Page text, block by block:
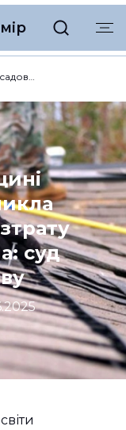
На Миколаївщині посадовиця уникла покарання за розтрату майже мільйона: суд закрив справу
суд